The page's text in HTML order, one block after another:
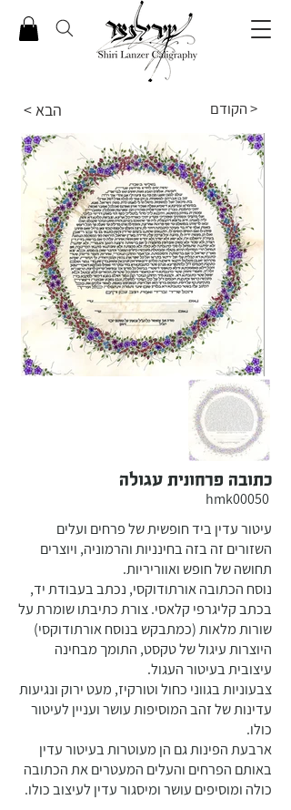
הקודם >
כתובה פרחונית עגולה
hmk00050
עיטור עדין ביד חופשית של פרחים ועלים
השזורים זה בזה בחינניות והרמוניה, ויוצרים
תחושה של חופש ואווריריות.
נוסח הכתובה אורתודוקסי, נכתב בעבודת יד,
בכתב קליגרפי קלאסי. צורת כתיבתו שומרת על
שורות מלאות (כמתבקש בנוסח אורתודוקסי)
היוצרות עיגול של טקסט, התומך מבחינה
עיצובית בעיטור העגול.
צבעוניות בגווני כחול וטורקיז, מעט ירוק ונגיעות
עדינות של זהב המוסיפות עושר ועניין לעיטור
כולו.
ארבעת הפינות גם הן מעוטרות בעיטור עדין
באותם הפרחים והעלים המעטרים את הכתובה
כולה ומוסיפים עושר ומיסגור עדין לעיצוב כולו.
< הבא